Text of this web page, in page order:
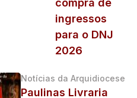
compra de
ingressos
para o DNJ
2026
Notícias da Arquidiocese
Paulinas Livraria